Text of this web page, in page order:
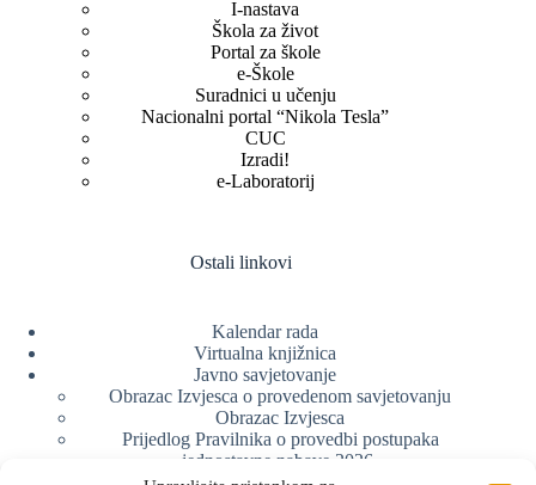
I-nastava
Škola za život
Portal za škole
e-Škole
Suradnici u učenju
Nacionalni portal “Nikola Tesla”
CUC
Izradi!
e-Laboratorij
Ostali linkovi
Kalendar rada
Virtualna knjižnica
Javno savjetovanje
Obrazac Izvjesca o provedenom savjetovanju
Obrazac Izvjesca
Prijedlog Pravilnika o provedbi postupaka
jednostavne nabave 2026.